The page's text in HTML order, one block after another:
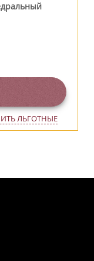
ЛЬГОТНЫЕ